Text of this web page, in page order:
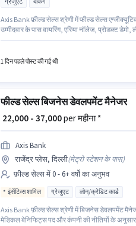
Axis Bank फ़ील्ड सेल्स श्रेणी में फील्ड सेल्स
उम्मीदवार के पास वायरिंग, एरिया नॉलेज, प्रोडक्ट
1 दिन पहले पोस्ट की गई थी
फील्ड सेल्स बिजनेस डेवलपमेंट मैनेजर
₹ 22,000 - 37,000per महीना *
Axis Bank
राजेंद्र प्लेस, दिल्ली(मेट्रो स्टेशन के पास)
फ़ील्ड सेल्स में 0 - 6+ वर्षो का अनुभव
इंसेंटिव्स शामिल ग्रेजुएट लोन/क्रेडिट कार्ड
Axis Bank फ़ील्ड सेल्स श्रेणी में बिजनेस डेवलपमेंट
मेडिकल बेनिफिट्स पद और कंपनी की नीतियों के